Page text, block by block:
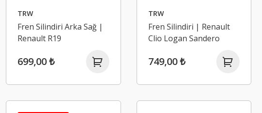
TRW
Fren Silindiri Arka Sağ |
Renault R19
699,00 ₺
TRW
Fren Silindiri | Renault
Clio Logan Sandero
749,00 ₺